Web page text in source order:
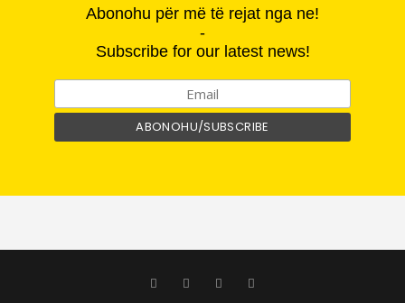
Abonohu për më të rejat nga ne!
-
Subscribe for our latest news!